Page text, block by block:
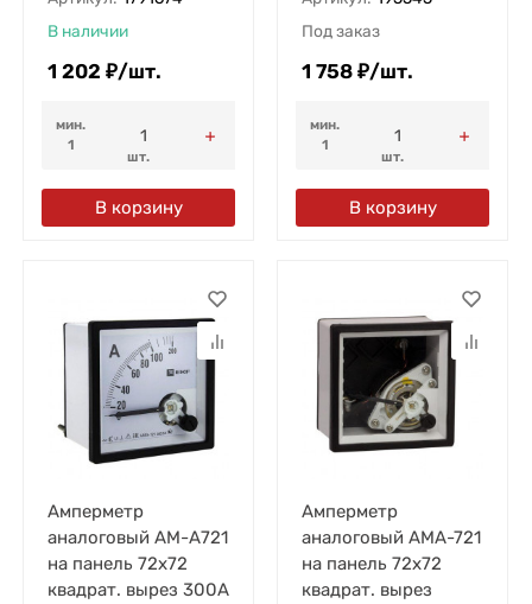
В наличии
1 202 ₽/шт.
мин.
1
шт.
В корзину
Под заказ
1 758 ₽/шт.
мин.
1
шт.
В корзину
Амперметр
аналоговый AM-A721
на панель 72х72
квадрат. вырез 300А
Амперметр
аналоговый AMA-721
на панель 72х72
квадрат. вырез